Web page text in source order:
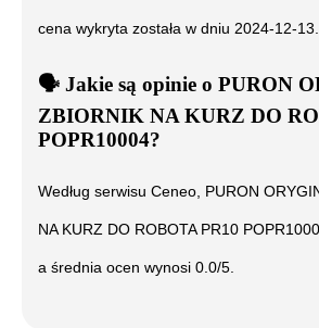
cena wykryta została w dniu 2024-12-13
🗣️ ️ Jakie są opinie o PURON
ZBIORNIK NA KURZ DO
POPR10004?
Według serwisu Ceneo, PURON
NA KURZ DO ROBOTA PR10
a średnia ocen wynosi 0.0/5.